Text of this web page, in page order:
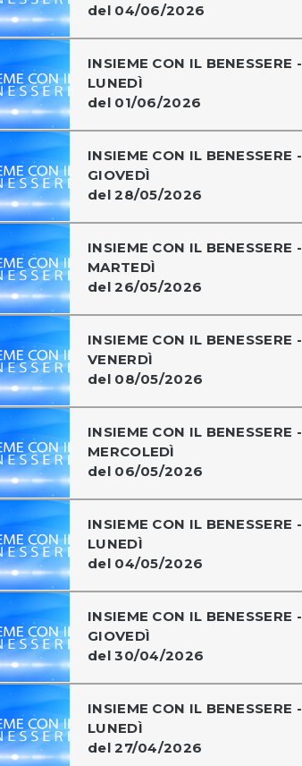
del 04/06/2026
INSIEME CON IL BENESSERE -
LUNEDÌ
del 01/06/2026
INSIEME CON IL BENESSERE -
GIOVEDÌ
del 28/05/2026
INSIEME CON IL BENESSERE -
MARTEDÌ
del 26/05/2026
INSIEME CON IL BENESSERE -
VENERDÌ
del 08/05/2026
INSIEME CON IL BENESSERE -
MERCOLEDÌ
del 06/05/2026
INSIEME CON IL BENESSERE -
LUNEDÌ
del 04/05/2026
INSIEME CON IL BENESSERE -
GIOVEDÌ
del 30/04/2026
INSIEME CON IL BENESSERE -
LUNEDÌ
del 27/04/2026